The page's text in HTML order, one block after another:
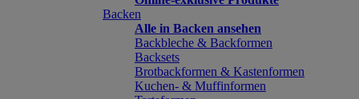
Backen
Alle in Backen ansehen
Backbleche & Backformen
Backsets
Brotbackformen & Kastenformen
Kuchen- & Muffinformen